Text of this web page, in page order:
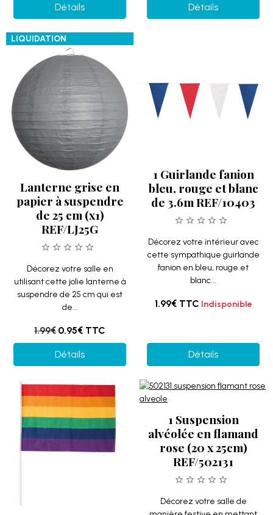
Détails Détails
LIQUIDATION
Lanterne grise en
papier à suspendre
de 25 cm (x1)
REF/LJ25G
Décorez votre salle en
utilisant cette jolie lanterne à
suspendre de 25 cm qui est
de...
1.99€ 0.95€ TTC
Détails
1 Guirlande fanion
bleu, rouge et blanc
de 3.6m REF/10403
Décorez votre intérieur avec
cette sympathique guirlande
fanion en bleu, rouge et
blanc...
1.99€ TTC Indisponible
Détails
1 Suspension
alvéolée en flamand
rose (20 x 25cm)
REF/502131
Décorez votre salle de